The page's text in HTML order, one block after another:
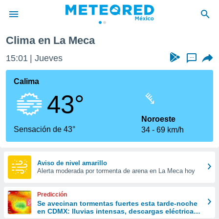
de
ha sido
calidad.
a este
las
y
forma
digital
basada
Clima en La Meca
15:01 Jueves ...
Calima
43°
Sensación de 43°
Noroeste
34
69 km/h
Aviso de nivel amarillo
Alerta moderada por tormenta de arena en La Meca hoy
Predicción
Se avecinan tormentas fuertes esta tarde-noche
en CDMX: lluvias intensas, descargas eléctricas